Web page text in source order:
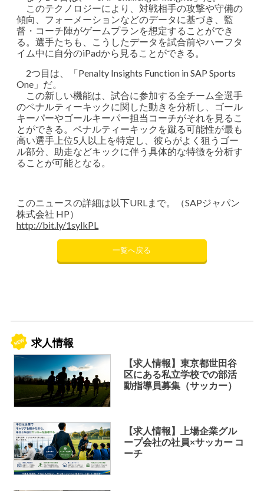
このテクノロジーにより、対戦相手の攻撃や守備の
傾向、フォーメーションなどのデータに基づき、監
督・コーチ陣がゲームプランを想定することができ
る。選手たちも、こうしたデータを試合前やハーフタ
イム中に自分のiPadから見ることができる。
2つ目は、「Penalty Insights Function in SAP Sports
One」だ。
この新しい機能は、試合に参加する全チーム全選手
のペナルティーキックに関した動きを分析し、ゴール
キーパーやゴールキーパー担当コーチがそれを見るこ
とができる。ペナルティーキックを蹴る可能性が最も
高い選手上位5人以上を特定し、彼らがよく狙うゴー
ル部分、助走などキックに伴う具体的な特徴を分析す
ることが可能となる。
このニュースの詳細は以下URLまで。（SAPジャパン
株式会社 HP）
http://bit.ly/1sylkPL
一覧へ戻る
求人情報
【求人情報】東京都世田谷
区にある私立学校での部活
動指導員募集（サッカー）
【求人情報】上場企業グル
ープ会社の社員×サッカー コ
ーチ